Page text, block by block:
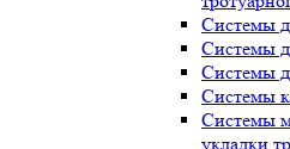
Системы
Системы
Системы
Системы
Системы
укладки